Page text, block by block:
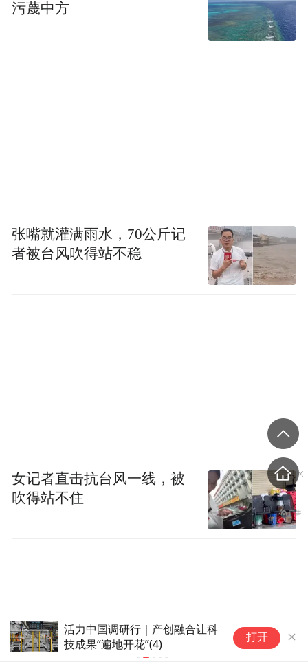
活力中国调研行｜产创融合让科
技成果“遍地开花”(4)
“
打开
污蔑中方
张嘴就灌满雨水，70公斤记
者被台风吹得站不稳
女记者直击抗台风一线，被
吹得站不住